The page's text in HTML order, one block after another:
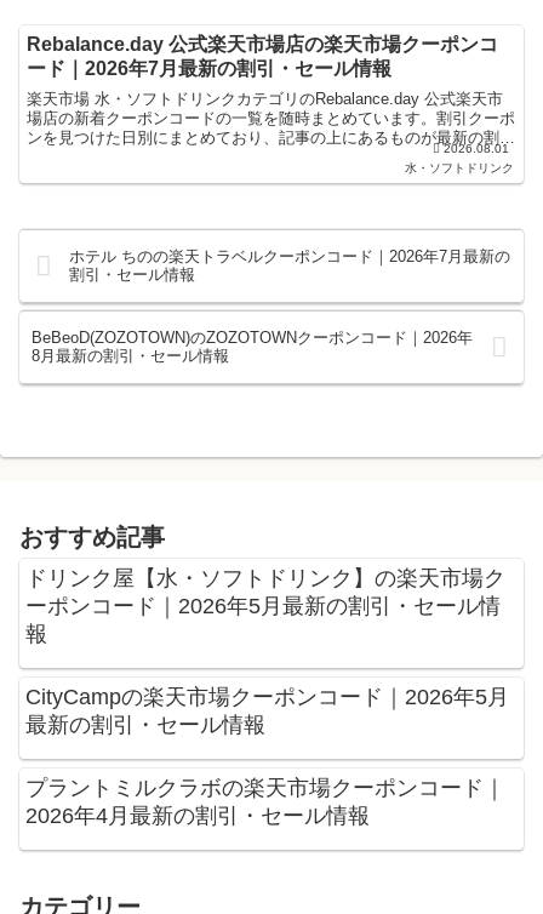
Rebalance.day 公式楽天市場店の楽天市場クーポンコ
ード｜2026年7月最新の割引・セール情報
楽天市場 水・ソフトドリンクカテゴリのRebalance.day 公式楽天市
場店の新着クーポンコードの一覧を随時まとめています。割引クーポ
ンを見つけた日別にまとめており、記事の上にあるものが最新の割引
2026.08.01
水・ソフトドリンク
ホテル ちのの楽天トラベルクーポンコード｜2026年7月最新の
割引・セール情報
BeBeoD(ZOZOTOWN)のZOZOTOWNクーポンコード｜2026年
8月最新の割引・セール情報
おすすめ記事
ドリンク屋【水・ソフトドリンク】の楽天市場ク
ーポンコード｜2026年5月最新の割引・セール情
報
CityCampの楽天市場クーポンコード｜2026年5月
最新の割引・セール情報
プラントミルクラボの楽天市場クーポンコード｜
2026年4月最新の割引・セール情報
カテゴリー